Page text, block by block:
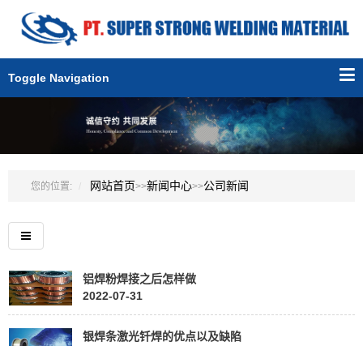
Toggle Navigation
您的位置: 网站首页>>新闻中心>>公司新闻
铝焊粉焊接之后怎样做
2022-07-31
银焊条激光钎焊的优点以及缺陷